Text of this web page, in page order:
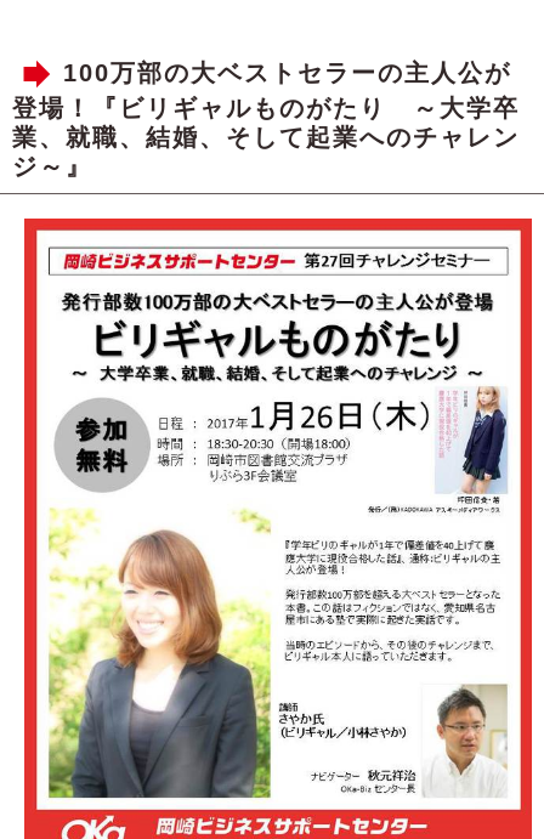
100万部の大ベストセラーの主人公が
登場！『ビリギャルものがたり ～大学卒
業、就職、結婚、そして起業へのチャレン
ジ～』